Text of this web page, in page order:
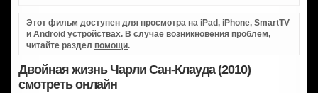
Этот фильм доступен для просмотра на iPad, iPhone, SmartTV
и Android устройствах. В случае возникновения проблем,
читайте раздел помощи.
Двойная жизнь Чарли Сан-Клауда (2010)
смотреть онлайн